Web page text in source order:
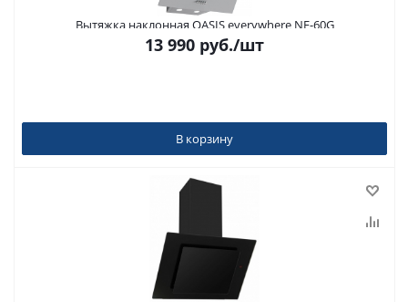
Вытяжка наклонная OASIS everywhere NF-60G
13 990 руб./шт
В корзину